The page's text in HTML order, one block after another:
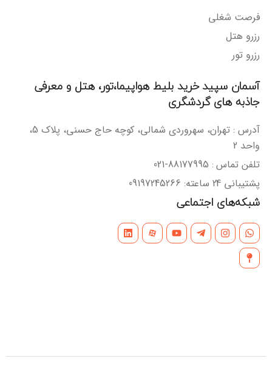
فرصت شغلی
رزرو هتل
رزرو تور
آسمان سپید خرید بلیط هواپیما،تور، هتل و معرفی
جاذبه های گردشگری
آدرس : تهران، سهروردی شمالی، کوچه حاج حسنی، پلاک 5،
واحد 2
تلفن تماس : 88177995-021
پشتیبانی 24 ساعته: 09197245266
شبکه‌های اجتماعی